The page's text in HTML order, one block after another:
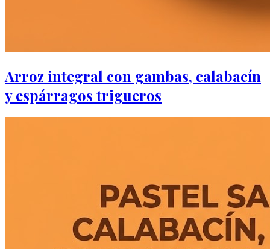
Arroz integral con gambas, calabacín
y espárragos trigueros